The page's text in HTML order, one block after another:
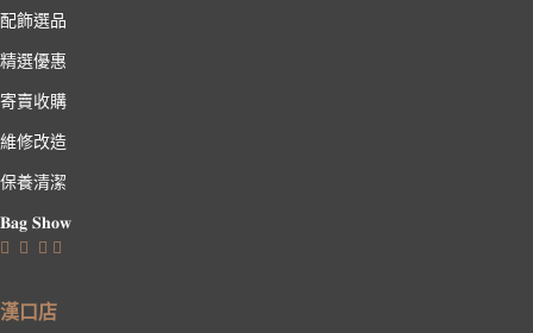
配飾選品
精選優惠
寄賣收購
維修改造
保養清潔
𝐁𝐚𝐠 𝐒𝐡𝐨𝐰
漢口店